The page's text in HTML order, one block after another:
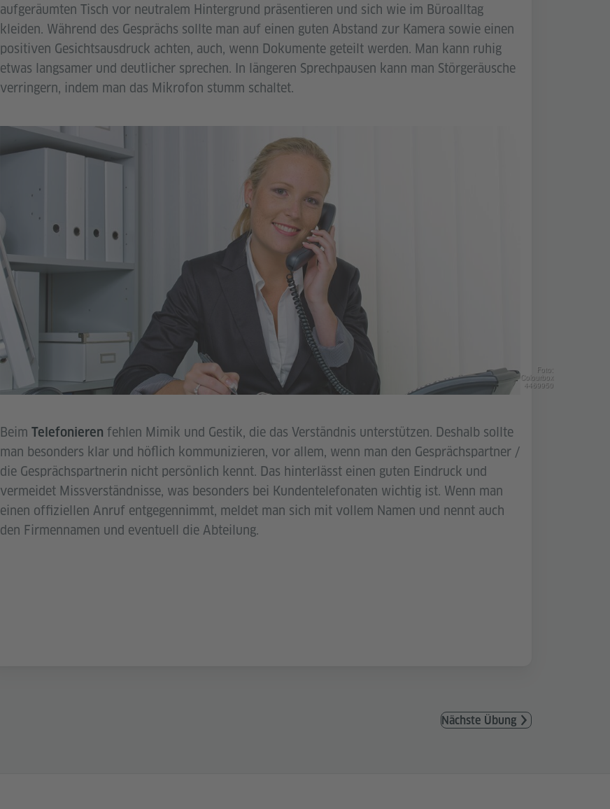
aufgeräumten Tisch vor neutralem Hintergrund präsentieren und sich wie im Büroalltag
kleiden. Während des Gesprächs sollte man auf einen guten Abstand zur Kamera sowie einen
positiven Gesichtsausdruck achten, auch, wenn Dokumente geteilt werden. Man kann ruhig
etwas langsamer und deutlicher sprechen. In längeren Sprechpausen kann man Störgeräusche
verringern, indem man das Mikrofon stumm schaltet.
Foto:
Colourbox
4469950
Beim Telefonieren fehlen Mimik und Gestik, die das Verständnis unterstützen. Deshalb sollte
man besonders klar und höflich kommunizieren, vor allem, wenn man den Gesprächspartner /
die Gesprächspartnerin nicht persönlich kennt. Das hinterlässt einen guten Eindruck und
vermeidet Missverständnisse, was besonders bei Kundentelefonaten wichtig ist. Wenn man
einen offiziellen Anruf entgegennimmt, meldet man sich mit vollem Namen und nennt auch
den Firmennamen und eventuell die Abteilung.
Nächste Übung